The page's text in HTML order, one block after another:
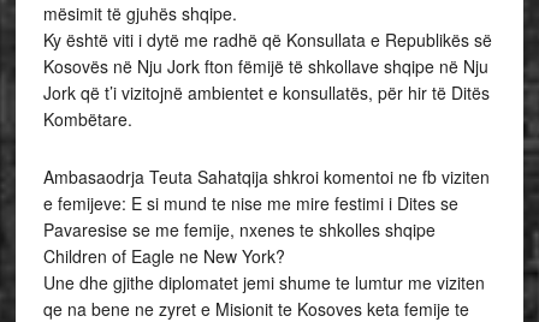
mësimit të gjuhës shqipe.
Ky është viti i dytë me radhë që Konsullata e Republikës së
Kosovës në Nju Jork fton fëmijë të shkollave shqipe në Nju
Jork që t’i vizitojnë ambientet e konsullatës, për hir të Ditës
Kombëtare.
Ambasaodrja Teuta Sahatqija shkroi komentoi ne fb viziten
e femijeve: E si mund te nise me mire festimi i Dites se
Pavaresise se me femije, nxenes te shkolles shqipe
Children of Eagle ne New York?
Une dhe gjithe diplomatet jemi shume te lumtur me viziten
qe na bene ne zyret e Misionit te Kosoves keta femije te